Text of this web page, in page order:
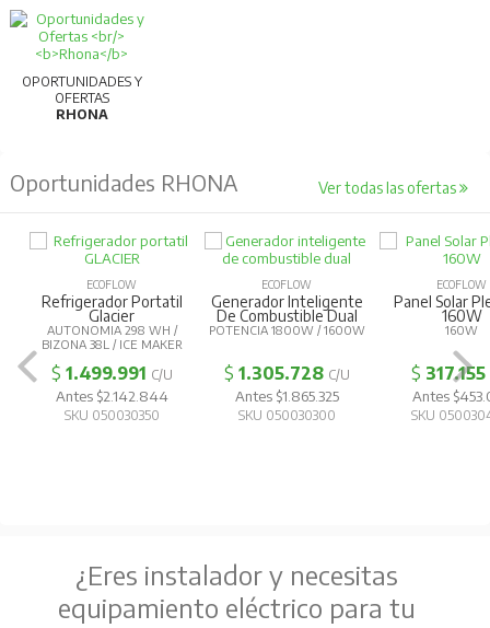
Para más información, consultar la ficha
técnica.
OPORTUNIDADES Y
OFERTAS
RHONA
Oportunidades RHONA Ver todas las ofertas
ECOFLOW
Refrigerador Portatil
Glacier
AUTONOMIA 298 WH /
BIZONA 38L / ICE MAKER
$ 1.499.991 C/U
Antes $2.142.844
SKU 050030350
ECOFLOW
Generador Inteligente
De Combustible Dual
POTENCIA 1800W / 1600W
$ 1.305.728 C/U
Antes $1.865.325
SKU 050030300
ECOFLOW
Panel Solar
160W
160W
$ 317.155
Antes
SKU
¿Eres instalador y necesitas
equipamiento eléctrico para tu